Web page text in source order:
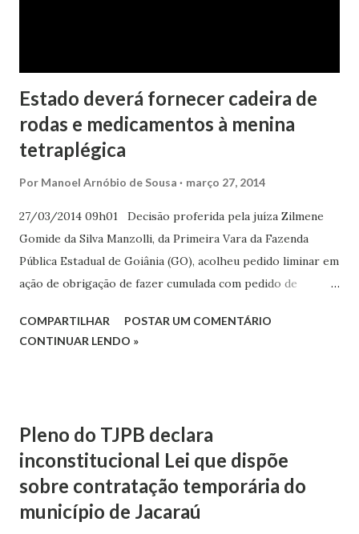
Estado deverá fornecer cadeira de
rodas e medicamentos à menina
tetraplégica
Por Manoel Arnóbio de Sousa março 27, 2014
27/03/2014 09h01 Decisão proferida pela juíza Zilmene
Gomide da Silva Manzolli, da Primeira Vara da Fazenda
Pública Estadual de Goiânia (GO), acolheu pedido liminar em
ação de obrigação de fazer cumulada com pedido de
forneça materiais e medicamentos à uma criança
o cumprimento da ordem. Caso – Raphaela Ribeiro de
Alcântara, representada por seu pai, ajuizou ação contra o
Estado de Goiás e dois médicos, requerendo medicamentos
e os equipamentos necessários para o tratamento de saúde
COMPARTILHAR
POSTAR UM COMENTÁRIO
CONTINUAR LENDO »
Pleno do TJPB declara
inconstitucional Lei que dispõe
sobre contratação temporária do
município de Jacaraú